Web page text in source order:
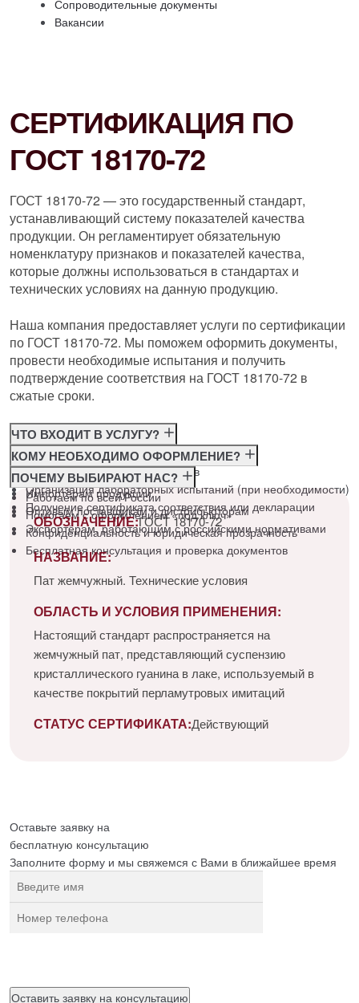
Сопроводительные документы
Вакансии
СЕРТИФИКАЦИЯ ПО
ГОСТ 18170-72
ГОСТ 18170-72 — это государственный стандарт,
устанавливающий систему показателей качества
продукции. Он регламентирует обязательную
номенклатуру признаков и показателей качества,
которые должны использоваться в стандартах и
технических условиях на данную продукцию.
Наша компания предоставляет услуги по сертификации
по ГОСТ 18170-72. Мы поможем оформить документы,
провести необходимые испытания и получить
подтверждение соответствия на ГОСТ 18170-72 в
сжатые сроки.
ЧТО ВХОДИТ В УСЛУГУ?
Консультация по требованиям ГОСТ
Подготовка и подача документов
Организация лабораторных испытаний (при необходимости)
Получение сертификата соответствия или декларации
КОМУ НЕОБХОДИМО ОФОРМЛЕНИЕ?
Производителям
Импортёрам продукции
Оптовым поставщикам и дистрибьюторам
Экспортёрам, работающим с российскими нормативами
ПОЧЕМУ ВЫБИРАЮТ НАС?
Работаем по всей России
Помогаем с оформлением «под ключ»
Конфиденциальность и юридическая прозрачность
Бесплатная консультация и проверка документов
ОБОЗНАЧЕНИЕ:ГОСТ 18170-72
НАЗВАНИЕ:
Пат жемчужный. Технические условия
ОБЛАСТЬ И УСЛОВИЯ ПРИМЕНЕНИЯ:
Настоящий стандарт распространяется на
жемчужный пат, представляющий суспензию
кристаллического гуанина в лаке, используемый в
качестве покрытий перламутровых имитаций
СТАТУС СЕРТИФИКАТА:Действующий
Оставьте заявку на
бесплатную консультацию
Заполните форму и мы свяжемся с Вами в ближайшее время